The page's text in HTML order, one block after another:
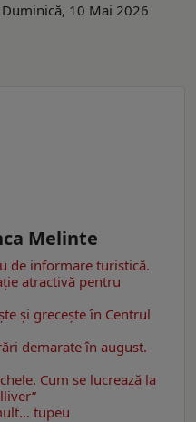
10 Mai 2026
Melinte
de informare turistică.
atractivă pentru
şi greceşte în Centrul
demarate în august.
Cum se lucrează la
tupeu